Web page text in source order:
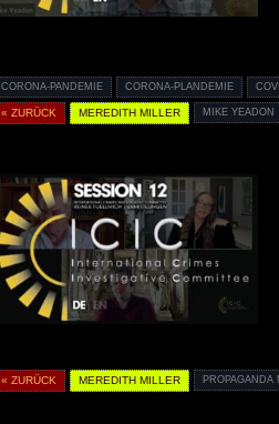
CORONA-PANDEMIE CORONA-PLANDEMIE
« ZURÜCK MEREDITH MILLER MIKE YEADON
« ZURÜCK MEREDITH MILLER PROPAGANDA